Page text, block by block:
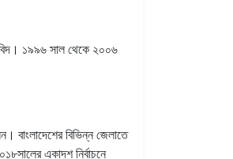
১৯৯৬ সাল থেকে ২০০৬
বাংলাদেশের বিভিন্ন জেলাতে
একাদশ নির্বাচনে